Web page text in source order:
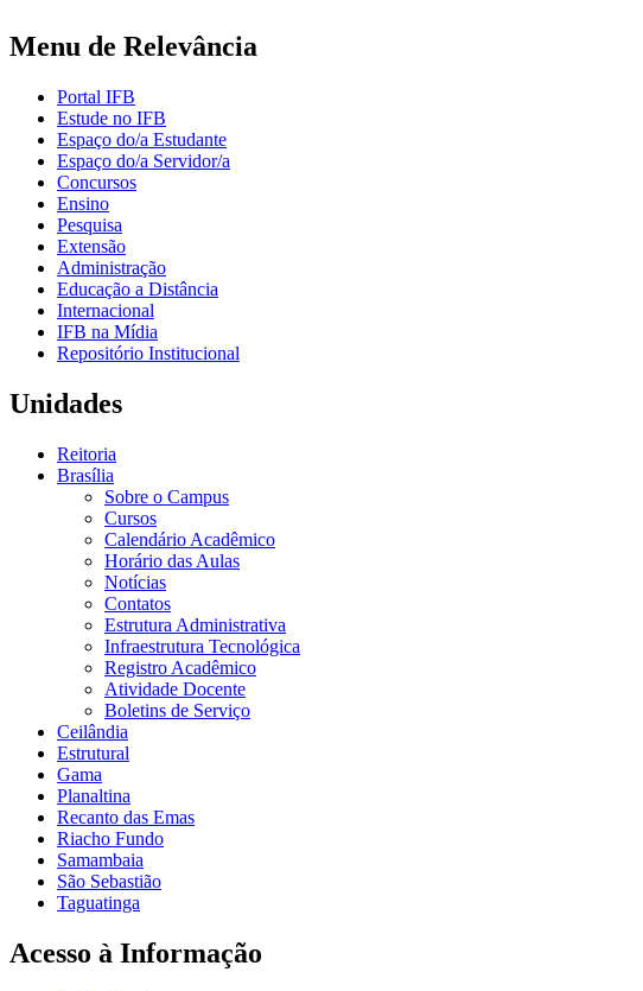
Menu de Relevância
Portal IFB
Estude no IFB
Espaço do/a Estudante
Espaço do/a Servidor/a
Concursos
Ensino
Pesquisa
Extensão
Administração
Educação a Distância
Internacional
IFB na Mídia
Repositório Institucional
Unidades
Reitoria
Brasília
Sobre o Campus
Cursos
Calendário Acadêmico
Horário das Aulas
Notícias
Contatos
Estrutura Administrativa
Infraestrutura Tecnológica
Registro Acadêmico
Atividade Docente
Boletins de Serviço
Ceilândia
Estrutural
Gama
Planaltina
Recanto das Emas
Riacho Fundo
Samambaia
São Sebastião
Taguatinga
Acesso à Informação